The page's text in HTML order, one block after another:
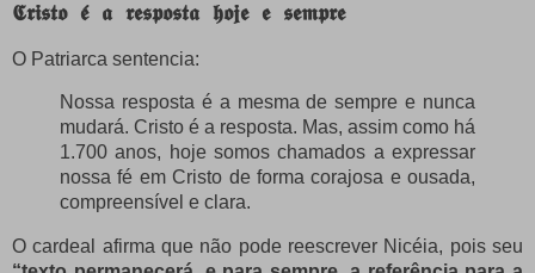
𝕮𝖗𝖎𝖘𝖙𝖔 𝖊́ 𝖆 𝖗𝖊𝖘𝖕𝖔𝖘𝖙𝖆 𝖍𝖔𝖏𝖊 𝖊 𝖘𝖊𝖒𝖕𝖗𝖊
O Patriarca sentencia:
Nossa resposta é a mesma de sempre e nunca
mudará. Cristo é a resposta. Mas, assim como há
1.700 anos, hoje somos chamados a expressar
nossa fé em Cristo de forma corajosa e ousada,
compreensível e clara.
O cardeal afirma que não pode reescrever Nicéia, pois seu